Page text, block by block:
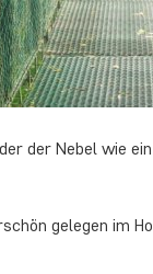
der Nebel wie
gelegen im